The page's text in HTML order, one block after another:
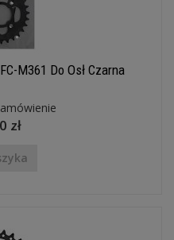
M361 Do Osł Czarna
zł